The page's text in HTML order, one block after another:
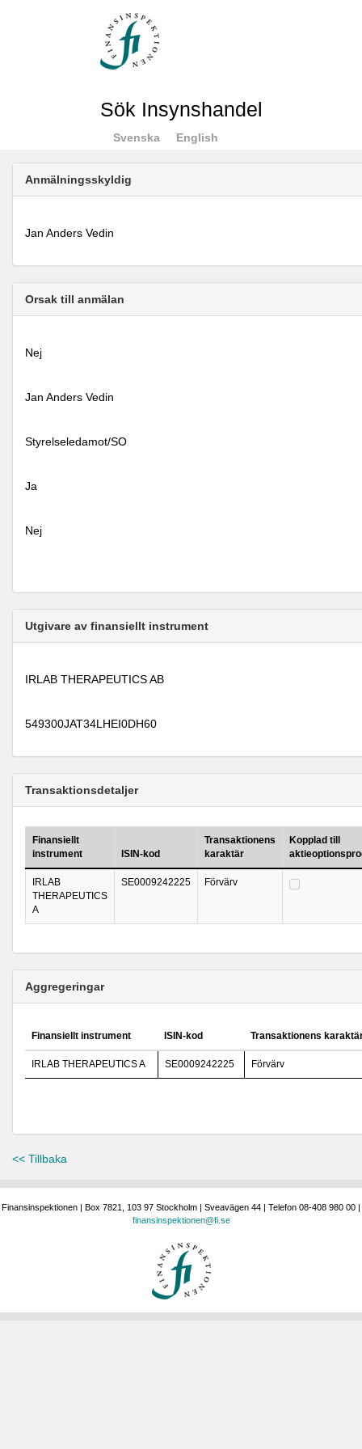
Sök Insynshandel
Svenska English
Anmälningsskyldig
Jan Anders Vedin
Orsak till anmälan
Nej
Jan Anders Vedin
Styrelseledamot/SO
Ja
Nej
Utgivare av finansiellt instrument
IRLAB THERAPEUTICS AB
549300JAT34LHEI0DH60
Transaktionsdetaljer
Finansiellt
instrument
ISIN-kod
Transaktionens
karaktär
Kopplad till
IRLAB
THERAPEUTICS
A
SE0009242225 Förvärv
Aggregeringar
Finansiellt instrument ISIN-kod Transaktionens
IRLAB THERAPEUTICS A SE0009242225 Förvärv
<< Tillbaka
Finansinspektionen | Box 7821, 103 97 Stockholm | Sveavägen 44 | Telefon 08-408 980 00 |
finansinspektionen@fi.se